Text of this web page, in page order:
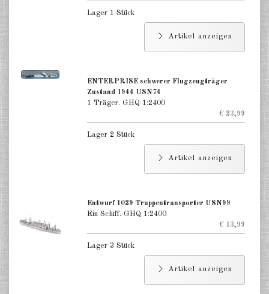
Lager 1 Stück
Artikel anzeigen
ENTERPRISE schwerer Flugzeugträger
Zustand 1944 USN74
1 Träger. GHQ 1:2400
€ 23,99
Lager 2 Stück
Artikel anzeigen
Entwurf 1029 Truppentransporter USN99
Ein Schiff. GHQ 1:2400
€ 13,99
Lager 3 Stück
Artikel anzeigen